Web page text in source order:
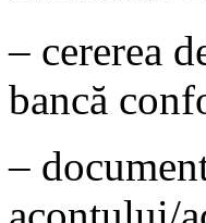
– cererea
bancă
–